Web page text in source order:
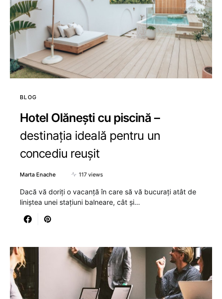
BLOG
Hotel Olănești cu piscină –
destinația ideală pentru un
concediu reușit
Marta Enache 117 views
Dacă vă doriți o vacanță în care să vă bucurați atât de
liniștea unei stațiuni balneare, cât și…